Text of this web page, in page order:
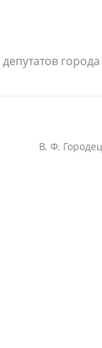
города
В. Ф.